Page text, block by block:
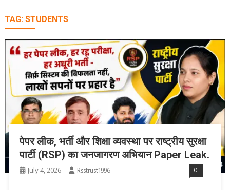
TAG: STUDENTS
पेपर लीक, भर्ती और शिक्षा व्यवस्था पर राष्ट्रीय सुरक्षा
पार्टी (RSP) का जनजागरण अभियान Paper Leak.
July 4, 2026 Rsstrust1996 0